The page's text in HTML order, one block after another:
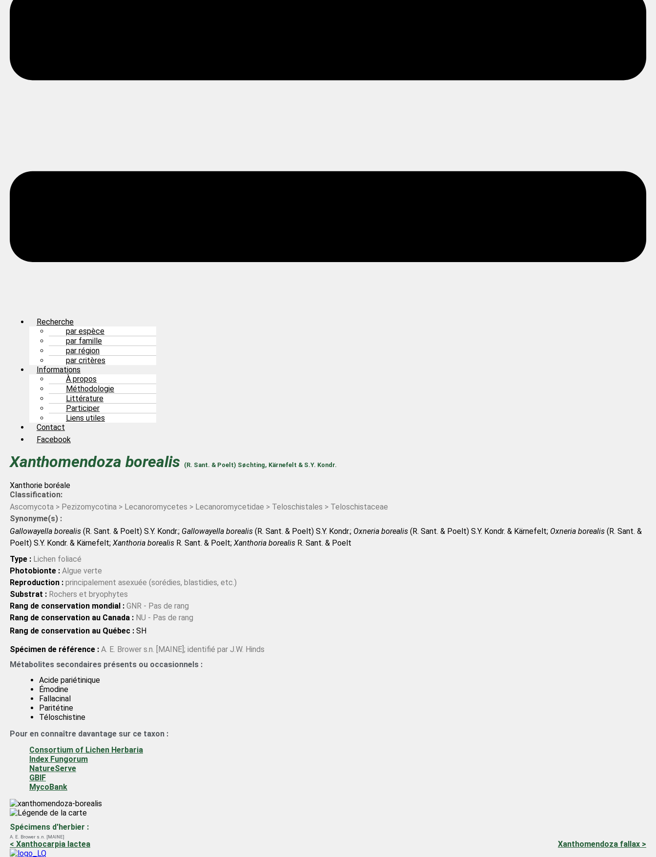
Recherche
par espèce
par famille
par région
par critères
Informations
À propos
Méthodologie
Littérature
Participer
Liens utiles
Contact
Facebook
Xanthomendoza borealis (R. Sant. & Poelt) Søchting, Kärnefelt & S.Y. Kondr.
Xanthorie boréale
Classification:
Ascomycota > Pezizomycotina > Lecanoromycetes > Lecanoromycetidae > Teloschistales > Teloschistaceae
Synonyme(s) :
Gallowayella borealis (R. Sant. & Poelt) S.Y. Kondr.; Gallowayella borealis (R. Sant. & Poelt) S.Y. Kondr.; Oxneria borealis (R. Sant. & Poelt) S.Y. Kondr. & Kärnefelt; Oxneria borealis (R. Sant. &
Poelt) S.Y. Kondr. & Kärnefelt; Xanthoria borealis R. Sant. & Poelt; Xanthoria borealis R. Sant. & Poelt
Type : Lichen foliacé
Photobionte : Algue verte
Reproduction : principalement asexuée (sorédies, blastidies, etc.)
Substrat : Rochers et bryophytes
Rang de conservation mondial : GNR - Pas de rang
Rang de conservation au Canada : NU - Pas de rang
Rang de conservation au Québec : SH
Spécimen de référence : A. E. Brower s.n. [MAINE]; identifié par J.W. Hinds
Métabolites secondaires présents ou occasionnels :
Acide pariétinique
Émodine
Fallacinal
Paritétine
Téloschistine
Pour en connaître davantage sur ce taxon :
Consortium of Lichen Herbaria
Index Fungorum
NatureServe
GBIF
MycoBank
Spécimens d'herbier :
A. E. Brower s.n. [MAINE]
< Xanthocarpia lactea Xanthomendoza fallax >